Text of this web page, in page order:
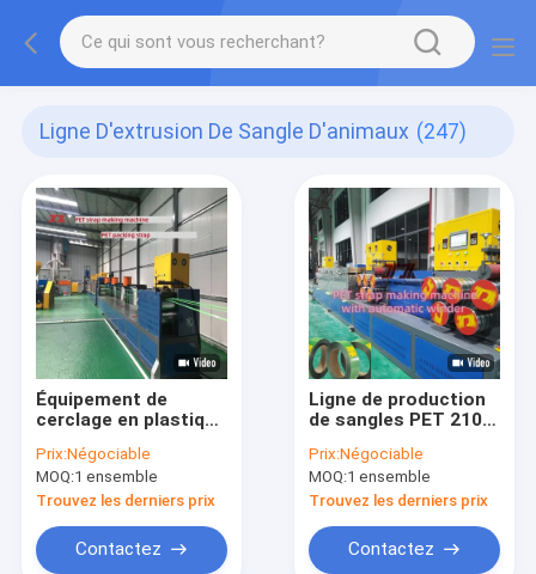
Ligne D'extrusion De Sangle D'animaux (247)
Équipement de
cerclage en plastique
Prix:Négociable
MOQ:1 ensemble
Trouvez les derniers prix
Contactez
Ligne de production
de sangles PET 210-
Prix:Négociable
MOQ:1 ensemble
Trouvez les derniers prix
Contactez